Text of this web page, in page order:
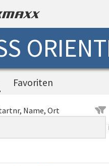
Favoriten
Name, Ort